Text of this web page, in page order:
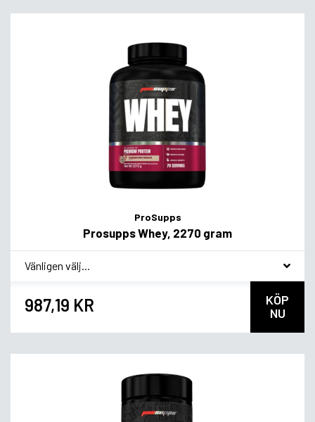
ProSupps
Prosupps Whey, 2270 gram
* Smakvariant
987,19 KR
KÖP
NU